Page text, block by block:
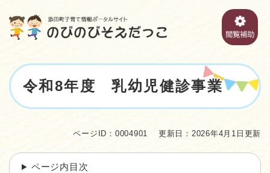
本
文
令和8年度 乳幼児健診事業
ページID：0004901 更新日：2026年4月1日更新
ページ内目次